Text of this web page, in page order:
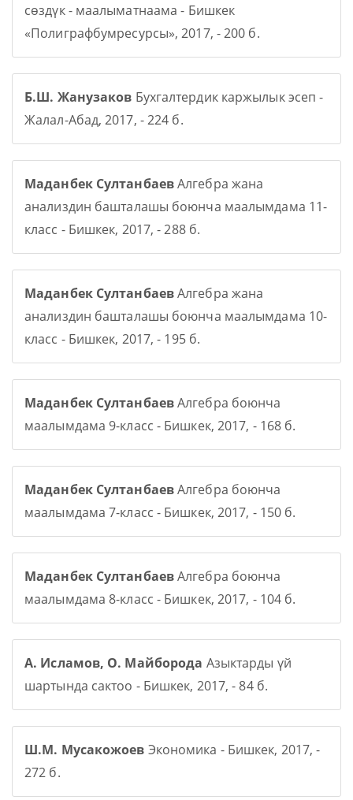
сөздүк - маалыматнаама - Бишкек
«Полиграфбумресурсы», 2017, - 200 б.
Б.Ш. Жанузаков Бухгалтердик каржылык эсеп -
Жалал-Абад, 2017, - 224 б.
Маданбек СултанбаевАлгебра жана
анализдин башталашы боюнча маалымдама 11-
класс - Бишкек, 2017, - 288 б.
Маданбек СултанбаевАлгебра жана
анализдин башталашы боюнча маалымдама 10-
класс - Бишкек, 2017, - 195 б.
Маданбек СултанбаевАлгебра боюнча
маалымдама 9-класс - Бишкек, 2017, - 168 б.
Маданбек СултанбаевАлгебра боюнча
маалымдама 7-класс - Бишкек, 2017, - 150 б.
Маданбек СултанбаевАлгебра боюнча
маалымдама 8-класс - Бишкек, 2017, - 104 б.
А. Исламов, О. Майборода Азыктарды үй
шартында сактоо - Бишкек, 2017, - 84 б.
Ш.М. Мусакожоев Экономика - Бишкек, 2017, -
272 б.